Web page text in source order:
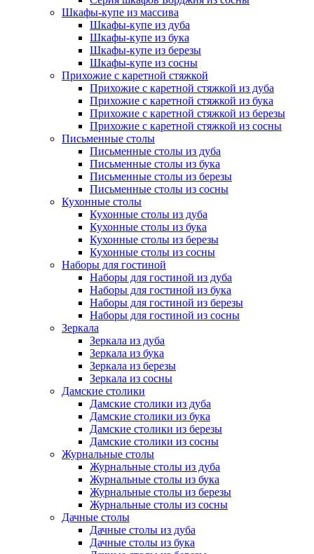
Шкафы-купе из массива
Шкафы-купе из дуба
Шкафы-купе из бука
Шкафы-купе из березы
Шкафы-купе из сосны
Прихожие с каретной стяжкой
Прихожие с каретной стяжкой из дуба
Прихожие с каретной стяжкой из бука
Прихожие с каретной стяжкой из березы
Прихожие с каретной стяжкой из сосны
Письменные столы
Письменные столы из дуба
Письменные столы из бука
Письменные столы из березы
Письменные столы из сосны
Кухонные столы
Кухонные столы из дуба
Кухонные столы из бука
Кухонные столы из березы
Кухонные столы из сосны
Наборы для гостиной
Наборы для гостиной из дуба
Наборы для гостиной из бука
Наборы для гостиной из березы
Наборы для гостиной из сосны
Зеркала
Зеркала из дуба
Зеркала из бука
Зеркала из березы
Зеркала из сосны
Дамские столики
Дамские столики из дуба
Дамские столики из бука
Дамские столики из березы
Дамские столики из сосны
Журнальные столы
Журнальные столы из дуба
Журнальные столы из бука
Журнальные столы из березы
Журнальные столы из сосны
Дачные столы
Дачные столы из дуба
Дачные столы из бука